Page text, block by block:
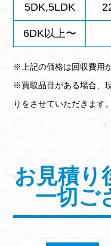
5DK,5LDK
6DK以上〜
※上記の価格は回収費用
※買取品目がある場合、
りをさせていただきます。
お見積り
一切ご